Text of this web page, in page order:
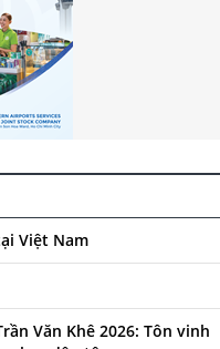
Việt Nam
Văn Khê 2026: Tôn vinh